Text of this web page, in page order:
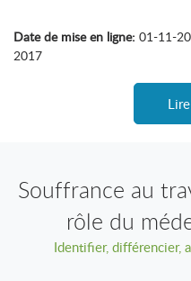
Date de mise en ligne: 01-11-
2017
Souffrance au
rôle du
Identifier, différencier,